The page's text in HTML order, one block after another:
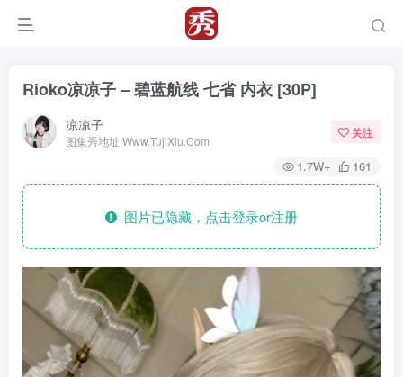
Rioko凉凉子 – 碧蓝航线 七省 内衣 [30P]
凉凉子
图集秀地址 Www.TujiXiu.Com
关注
1.7W+ 161
图片已隐藏，点击登录or注册